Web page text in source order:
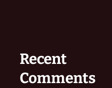
Recent
Comments